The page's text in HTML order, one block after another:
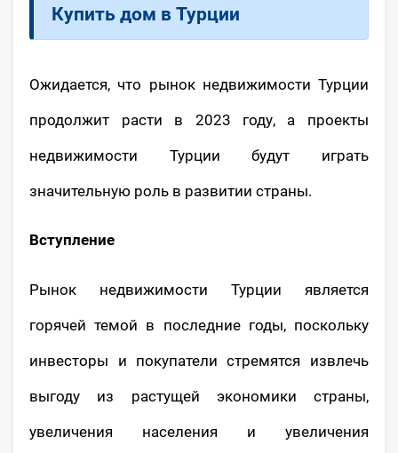
Купить дом в Турции
Ожидается, что рынок недвижимости Турции
продолжит расти в 2023 году, а проекты
недвижимости Турции будут играть
значительную роль в развитии страны.
Вступление
Рынок недвижимости Турции является
горячей темой в последние годы, поскольку
инвесторы и покупатели стремятся извлечь
выгоду из растущей экономики страны,
увеличения населения и увеличения